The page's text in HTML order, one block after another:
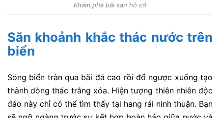
Khám phá bãi san hô cổ
Săn khoảnh khắc thác nước trên
biển
Sóng biển tràn qua bãi đá cao rồi đổ ngược xuống tạo
thành dòng thác trắng xóa. Hiện tượng thiên nhiên độc
đáo này chỉ có thể tìm thấy tại hang rái ninh thuận. Bạn